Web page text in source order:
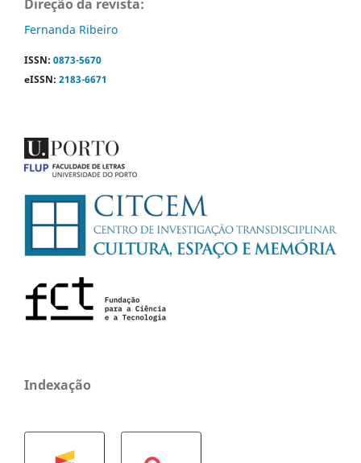
Direção da revista:
Fernanda Ribeiro
ISSN:0873-5670
eISSN:2183-6671
Indexação